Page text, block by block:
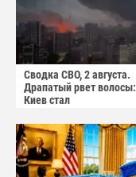
Сводка СВО, 2 августа.
Драпатый рвет волосы:
Киев стал